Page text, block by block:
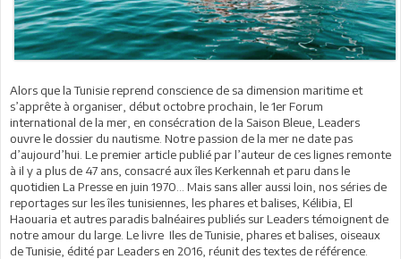
Alors que la Tunisie reprend conscience de sa dimension maritime et
s’apprête à organiser, début octobre prochain, le 1er Forum
international de la mer, en consécration de la Saison Bleue, Leaders
ouvre le dossier du nautisme. Notre passion de la mer ne date pas
d’aujourd’hui. Le premier article publié par l’auteur de ces lignes remonte
à il y a plus de 47 ans, consacré aux îles Kerkennah et paru dans le
quotidien La Presse en juin 1970… Mais sans aller aussi loin, nos séries de
reportages sur les îles tunisiennes, les phares et balises, Kélibia, El
Haouaria et autres paradis balnéaires publiés sur Leaders témoignent de
notre amour du large. Le livre Iles de Tunisie, phares et balises, oiseaux
de Tunisie, édité par Leaders en 2016, réunit des textes de référence.